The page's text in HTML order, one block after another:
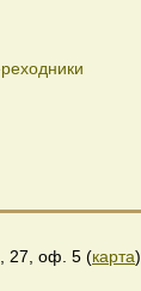
27, оф. 5 (карта)